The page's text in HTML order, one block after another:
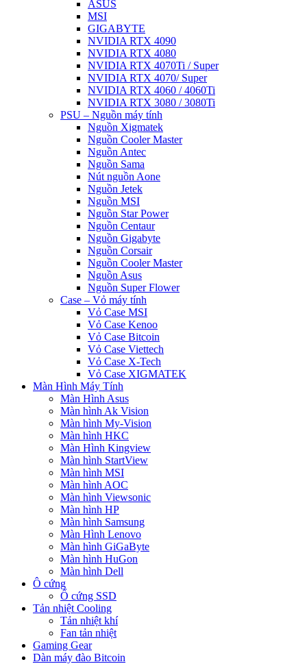
ASUS
MSI
GIGABYTE
NVIDIA RTX 4090
NVIDIA RTX 4080
NVIDIA RTX 4070Ti / Super
NVIDIA RTX 4070/ Super
NVIDIA RTX 4060 / 4060Ti
NVIDIA RTX 3080 / 3080Ti
PSU – Nguồn máy tính
Nguồn Xigmatek
Nguồn Cooler Master
Nguồn Antec
Nguồn Sama
Nút nguồn Aone
Nguồn Jetek
Nguồn MSI
Nguồn Star Power
Nguồn Centaur
Nguồn Gigabyte
Nguồn Corsair
Nguồn Cooler Master
Nguồn Asus
Nguồn Super Flower
Case – Vỏ máy tính
Vỏ Case MSI
Vỏ Case Kenoo
Vỏ Case Bitcoin
Vỏ Case Viettech
Vỏ Case X-Tech
Vỏ Case XIGMATEK
Màn Hình Máy Tính
Màn Hình Asus
Màn hình Ak Vision
Màn hình My-Vision
Màn hình HKC
Màn Hình Kingview
Màn hình StartView
Màn hình MSI
Màn hình AOC
Màn hình Viewsonic
Màn hình HP
Màn hình Samsung
Màn Hình Lenovo
Màn hình GiGaByte
Màn hình HuGon
Màn hình Dell
Ô cứng
Ổ cứng SSD
Tản nhiệt Cooling
Tản nhiệt khí
Fan tản nhiệt
Gaming Gear
Dàn máy đào Bitcoin